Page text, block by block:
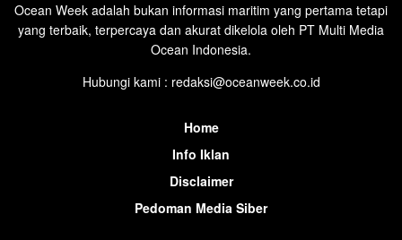
Ocean Week adalah bukan informasi maritim yang pertama tetapi
yang terbaik, terpercaya dan akurat dikelola oleh PT Multi Media
Ocean Indonesia.
Hubungi kami : redaksi@oceanweek.co.id
Home
Info Iklan
Disclaimer
Pedoman Media Siber